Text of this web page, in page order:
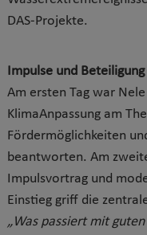
DAS-Projekte.
Impulse und
Am ersten Tag war
KlimaAnpassung am
Fördermöglichkeiten
beantworten. Am
Impulsvortrag und
Einstieg griff die
„Was passiert mit